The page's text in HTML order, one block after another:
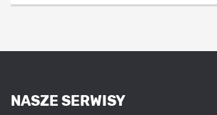
NASZE SERWISY